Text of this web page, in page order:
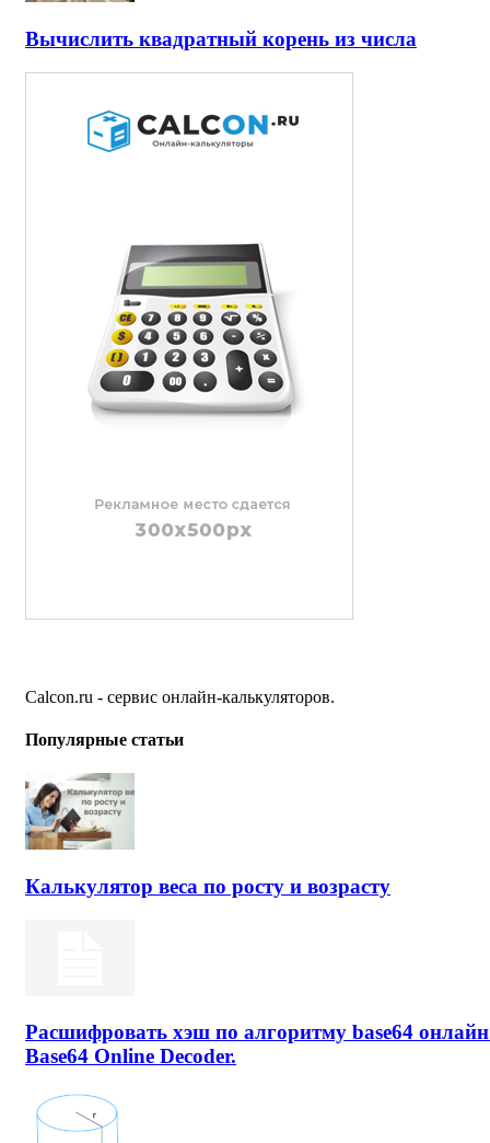
Вычислить квадратный корень из числа
Calcon.ru - сервис онлайн-калькуляторов.
Популярные статьи
Калькулятор веса по росту и возрасту
Расшифровать хэш по алгоритму base64
Base64 Online Decoder.